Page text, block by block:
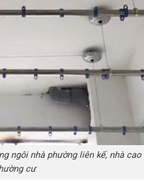
ngôi nhà phường liên kế, nhà
cư